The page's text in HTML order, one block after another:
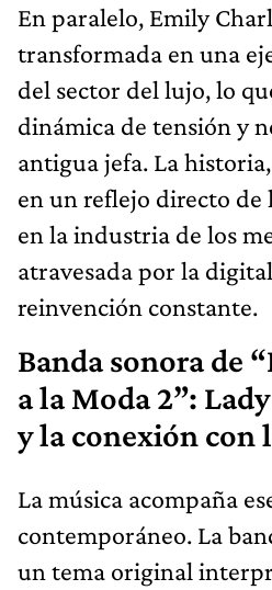
En paralelo, Emily
transformada en una
del sector del lujo, lo
dinámica de tensión y
antigua jefa. La
en un reflejo directo de
en la industria de los
atravesada por la
reinvención constante.
Banda sonora de
a la Moda 2”:
y la conexión con
La música acompaña
contemporáneo. La
un tema original